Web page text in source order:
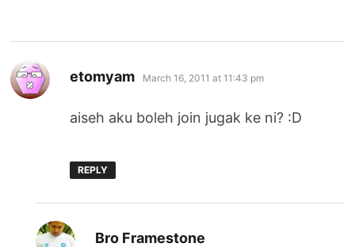
etomyam says:
March 16, 2011 at 11:43 pm
aiseh aku boleh join jugak ke ni? :D
REPLY
Bro Framestone